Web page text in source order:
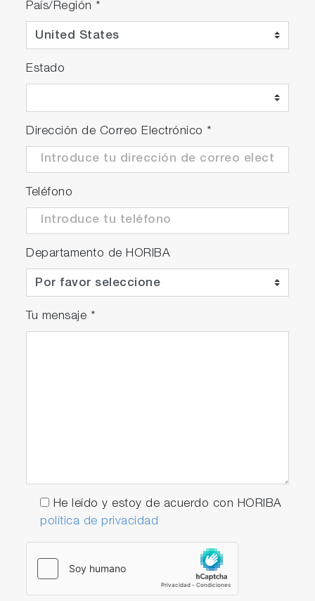
País/Región *
Estado
Dirección de Correo Electrónico *
Teléfono
Departamento de HORIBA
Tu mensaje *
He leído y estoy de acuerdo con HORIBA
política de privacidad